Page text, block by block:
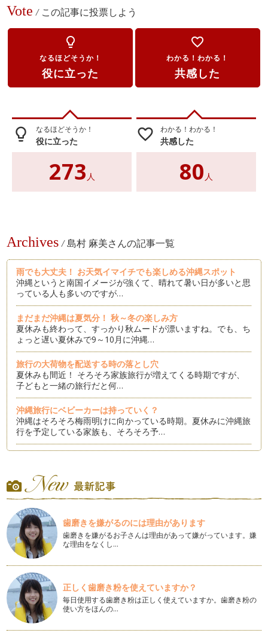
Vote / この記事に投票しよう
lightbulb_outline
なるほどそうか！
役に立った
favorite_border
わかる！わかる！
共感した
lightbulb_outline なるほどそうか！
役に立った
273 人
favorite_border わかる！わかる！
共感した
80 人
Archives / 島村 麻美さんの記事一覧
雨でも大丈夫！ お天気イマイチでも楽しめる沖縄スポット
沖縄というと南国イメージが強くて、晴れて暑い日が多いと思
っている人も多いのですが…
まだまだ沖縄は夏気分！ 秋～冬の楽しみ方
夏休みも終わって、すっかり秋ムードが漂いますね。でも、ち
ょっと遅い夏休みで9～10月に沖縄…
旅行の大荷物を配送する時の落とし穴
夏休みも間近！ そろそろ家族旅行が増えてくる時期ですが、
子どもと一緒の旅行だと何…
沖縄旅行にベビーカーは持っていく？
沖縄はそろそろ梅雨明けに向かっている時期。夏休みに沖縄旅
行を予定している家族も、そろそろ予…
沖縄に行ったらはずせないのがエメラルドグリーンが美しく、
砂浜も真っ白サラサラなビーチでの海…
沖縄旅行するならハイシーズン以外がおすすめってナゼ？
南国沖縄は夏を感じる時期がとっても長くて、4月には海開き
がされるほど。すでに今年も沖縄の各…
旅行前に知っておきたい、沖縄の海事情
沖縄旅行といえば海！ 真冬はさすがに海遊びはしませんが、
見る分には冬だって十分。年間を通し…
今注目の手仕事みやげはこれだ！in沖縄
沖縄旅行のおみやげといえば、紅芋タルトにちんすこう。空港
やみやげ店にならんでいるような定番…
歯磨きを嫌がるのには理由があります
歯磨きを嫌がるお子さんは理由があって嫌がっています。嫌
な理由をなくし…
正しく歯磨き粉を使えていますか？
毎日使用する歯磨き粉は正しく使えていますか。歯磨き粉の
使い方をほんの…